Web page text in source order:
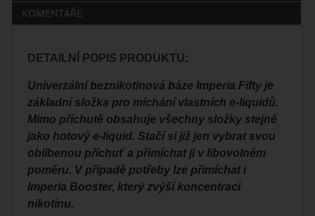
KOMENTÁŘE
DETAILNÍ POPIS PRODUKTU:
Univerzální beznikotinová báze Imperia Fifty je
základní složka pro míchání vlastních e-liquidů.
Mimo příchutě obsahuje všechny složky stejně
jako hotový e-liquid. Stačí si již jen vybrat svou
oblíbenou příchuť a přimíchat ji v libovolném
poměru. V případě potřeby lze přimíchat i
Imperia Booster, který zvýší koncentraci
nikotinu.